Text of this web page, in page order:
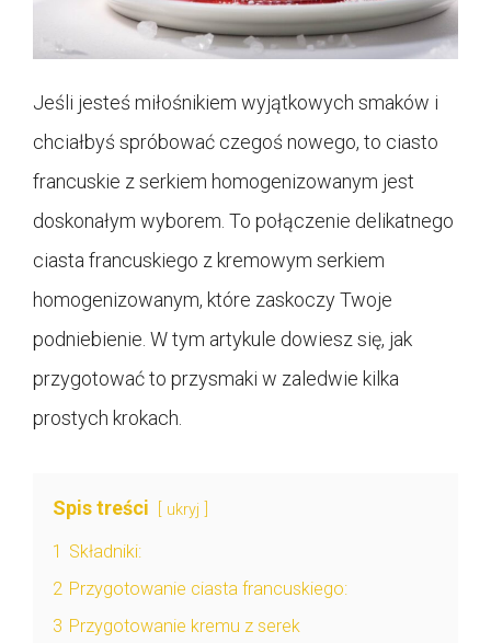
Jeśli jesteś miłośnikiem wyjątkowych smaków i
chciałbyś spróbować czegoś nowego, to ciasto
francuskie z serkiem homogenizowanym jest
doskonałym wyborem. To połączenie delikatnego
ciasta francuskiego z kremowym serkiem
homogenizowanym, które zaskoczy Twoje
podniebienie. W tym artykule dowiesz się, jak
przygotować to przysmaki w zaledwie kilka
prostych krokach.
Spis treści ukryj
1 Składniki:
2 Przygotowanie ciasta francuskiego:
3 Przygotowanie kremu z serek